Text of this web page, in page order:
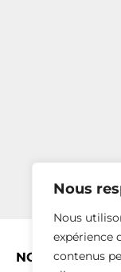
Nous
Nous
expérience
contenus
NOUS